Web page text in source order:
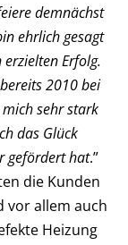
demnächst
ehrlich gesagt
Erfolg.
2010 bei
sehr stark
das Glück
gefördert hat.”
die Kunden
vor allem auch
Heizung